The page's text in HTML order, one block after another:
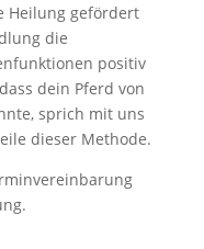
Heilung gefördert
die
positiv
dein Pferd von
sprich mit uns
dieser Methode.